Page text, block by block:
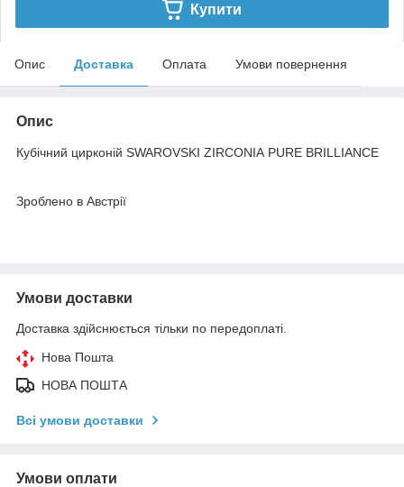
Купити
Опис Доставка Оплата Умови повернення
Опис
Кубічний цирконій SWAROVSKI ZIRCONIA PURE BRILLIANCE
Зроблено в Австрії
Умови доставки
Доставка здійснюється тільки по передоплаті.
Нова Пошта
НОВА ПОШТА
Всі умови доставки
Умови оплати